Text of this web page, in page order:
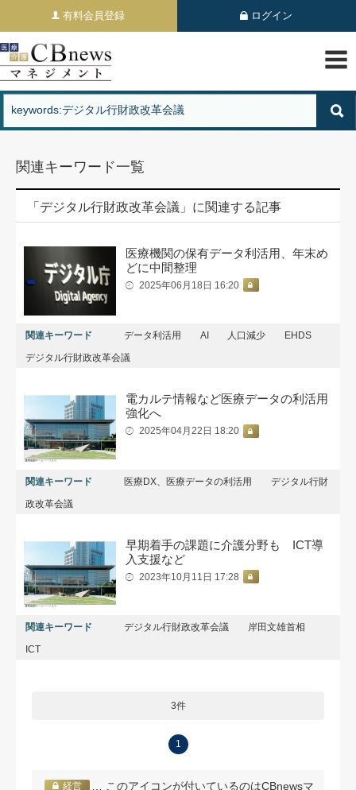
有料会員登録 ログイン
関連キーワード一覧
「デジタル行財政改革会議」に関連する記事
医療機関の保有データ利活用、年末め
どに中間整理
2025年06月18日 16:20
関連キーワード データ利活用 AI 人口減少
EHDS
デジタル行財政改革会議
電カルテ情報など医療データの利活用
強化へ
2025年04月22日 18:20
関連キーワード 医療DX、医療データの利活用
デジタル行財
政改革会議
早期着手の課題に介護分野も ICT導
入支援など
2023年10月11日 17:28
関連キーワード デジタル行財政改革会議
岸田文雄首相
ICT
3件
1
経営
… このアイコンが付いているのはCBnewsマ